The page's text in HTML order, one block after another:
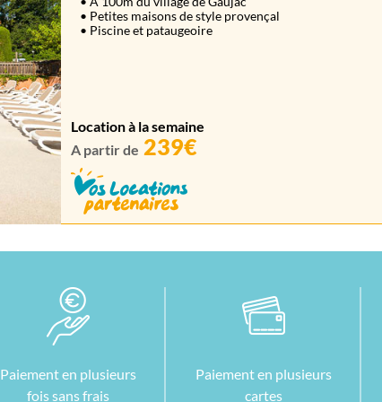
• Petites maisons de style provençal
• Piscine et pataugeoire
Location à la semaine
A partir de 239€
Paiement en plusieurs
fois sans frais
Paiement en plusieurs
cartes